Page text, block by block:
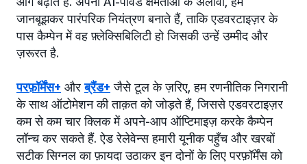
जानबूझकर पारंपरिक नियंत्रण बनाते हैं, ताकि एडवरटाइज़र के
पास कैम्पेन में वह फ़्लेक्सिबिलिटी हो जिसकी उन्हें उम्मीद और
ज़रूरत है.
परफ़ॉर्मेंस+ औरब्रैंड+ जैसे टूल के ज़रिए, हम रणनीतिक निगरानी
के साथ ऑटोमेशन की ताक़त को जोड़ते हैं, जिससे एडवरटाइज़र
कम से कम चार क्लिक में अपने-आप ऑप्टिमाइज़ करके कैम्पेन
लॉन्च कर सकते हैं. ऐड रेलेवेन्स हमारी यूनीक पहुँच और खरबों
सटीक सिग्नल का फ़ायदा उठाकर इन दोनों के लिए परफ़ॉर्मेंस को